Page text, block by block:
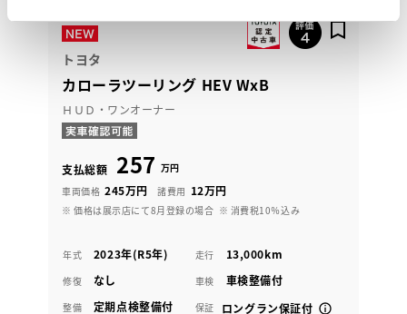
トヨタ
カローラツーリング HEV WxB
ＨＵＤ・ワンオーナー
支払総額 257 万円
車両価格 245万円 諸費用 12万円
※ 価格は展示店にて8月登録の場合 ※ 消費税10％込み
年式 2023年(R5年) 走行 13,000km
修復 なし 車検 車検整備付
整備 定期点検整備付 保証
ロングラン保証付